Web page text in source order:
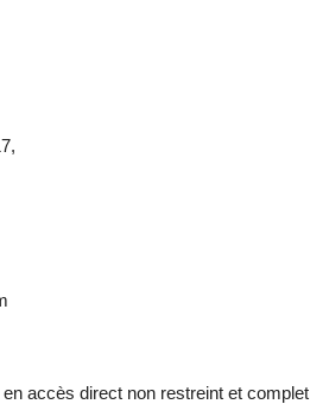
accès direct non restreint et complet